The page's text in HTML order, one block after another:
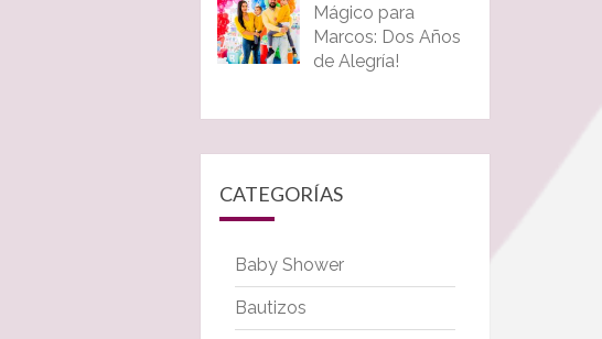
Mágico para
Marcos: Dos Años
de Alegría!
CATEGORÍAS
Baby Shower
Bautizos